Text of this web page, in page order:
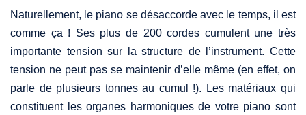
Naturellement, le piano se désaccorde avec le temps, il est
comme ça ! Ses plus de 200 cordes cumulent une très
importante tension sur la structure de l’instrument. Cette
tension ne peut pas se maintenir d’elle même (en effet, on
parle de plusieurs tonnes au cumul !). Les matériaux qui
constituent les organes harmoniques de votre piano sont